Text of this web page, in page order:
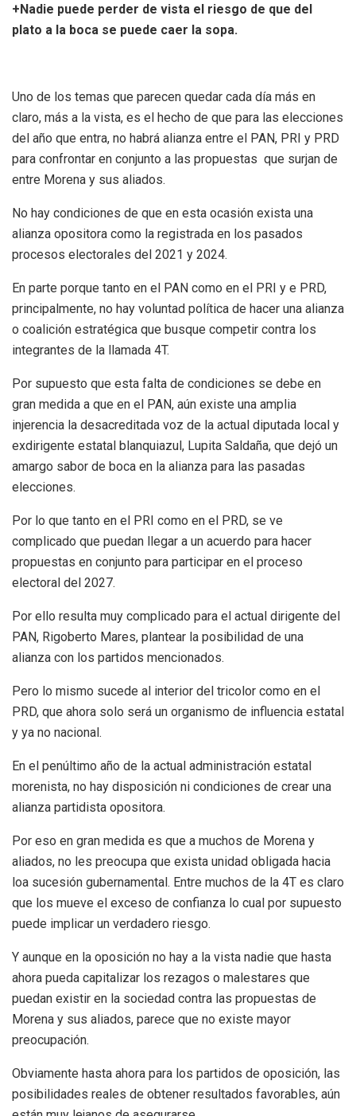
+Nadie puede perder de vista el riesgo de que del
plato a la boca se puede caer la sopa.
Uno de los temas que parecen quedar cada día más en
claro, más a la vista, es el hecho de que para las elecciones
del año que entra, no habrá alianza entre el PAN, PRI y PRD
para confrontar en conjunto a las propuestas que surjan de
entre Morena y sus aliados.
No hay condiciones de que en esta ocasión exista una
alianza opositora como la registrada en los pasados
procesos electorales del 2021 y 2024.
En parte porque tanto en el PAN como en el PRI y e PRD,
principalmente, no hay voluntad política de hacer una alianza
o coalición estratégica que busque competir contra los
integrantes de la llamada 4T.
Por supuesto que esta falta de condiciones se debe en
gran medida a que en el PAN, aún existe una amplia
injerencia la desacreditada voz de la actual diputada local y
exdirigente estatal blanquiazul, Lupita Saldaña, que dejó un
amargo sabor de boca en la alianza para las pasadas
elecciones.
Por lo que tanto en el PRI como en el PRD, se ve
complicado que puedan llegar a un acuerdo para hacer
propuestas en conjunto para participar en el proceso
electoral del 2027.
Por ello resulta muy complicado para el actual dirigente del
PAN, Rigoberto Mares, plantear la posibilidad de una
alianza con los partidos mencionados.
Pero lo mismo sucede al interior del tricolor como en el
PRD, que ahora solo será un organismo de influencia estatal
y ya no nacional.
En el penúltimo año de la actual administración estatal
morenista, no hay disposición ni condiciones de crear una
alianza partidista opositora.
Por eso en gran medida es que a muchos de Morena y
aliados, no les preocupa que exista unidad obligada hacia
loa sucesión gubernamental. Entre muchos de la 4T es claro
que los mueve el exceso de confianza lo cual por supuesto
puede implicar un verdadero riesgo.
Y aunque en la oposición no hay a la vista nadie que hasta
ahora pueda capitalizar los rezagos o malestares que
puedan existir en la sociedad contra las propuestas de
Morena y sus aliados, parece que no existe mayor
preocupación.
Obviamente hasta ahora para los partidos de oposición, las
posibilidades reales de obtener resultados favorables, aún